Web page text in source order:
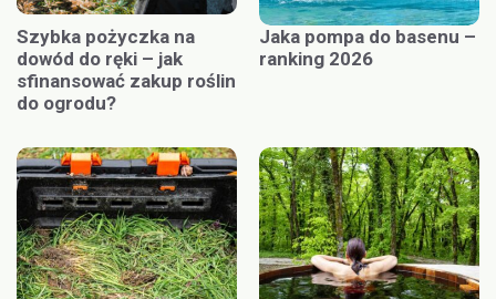
Szybka pożyczka na
dowód do ręki – jak
sfinansować zakup roślin
do ogrodu?
Jaka pompa do basenu –
ranking 2026